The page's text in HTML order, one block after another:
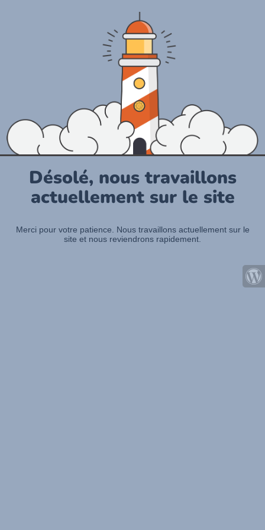
Désolé, nous travaillons
actuellement sur le site
Merci pour votre patience. Nous travaillons actuellement sur le
site et nous reviendrons rapidement.